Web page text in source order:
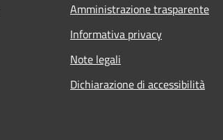
Amministrazione trasparente
Informativa privacy
Note legali
Dichiarazione di accessibilità